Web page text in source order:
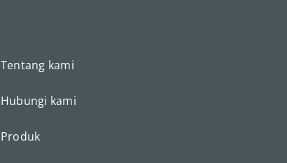
Tentang kami
Hubungi kami
Produk